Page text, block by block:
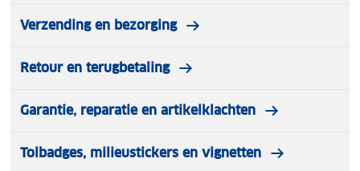
Verzending en bezorging
Retour en terugbetaling
Garantie, reparatie en artikelklachten
Tolbadges, milieustickers en vignetten